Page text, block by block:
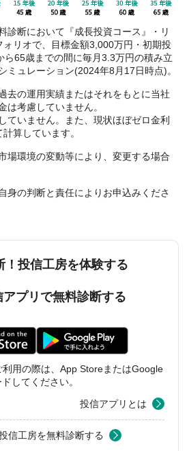
診断において『成長投資コース』・リ
リオで、目標金額3,000万円・初期投
ら65歳までの間に毎月3.3万円の積み立
ミュレーション(2024年8月17日時点)。
去の運用実績またはそれをもとに当社
は考慮していません。
ていません。また、現状ほぼゼロ金利
算しています。
場環境の変動等により、変更する場合
身の判断と責任によりお申込みくださ
！投信工房を体験する
アプリで無料診断する
利用の際は、App StoreまたはGoogle
してください。
投信アプリとは
信工房を無料診断する